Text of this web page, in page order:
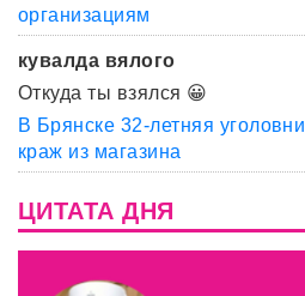
организациям
кувалда вялого
Откуда ты взялся 😀
В Брянске 32-летняя
краж из магазина
ЦИТАТА ДНЯ